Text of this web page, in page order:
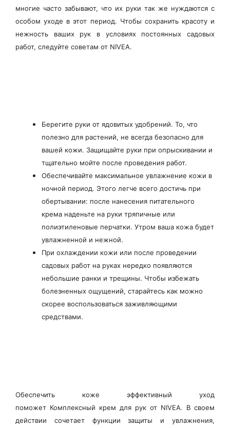
многие часто забывают, что их руки так же нуждаются с
особом уходе в этот период. Чтобы сохранить красоту и
нежность ваших рук в условиях постоянных садовых
работ, следуйте советам от NIVEA.
Берегите руки от ядовитых удобрений. То, что
полезно для растений, не всегда безопасно для
вашей кожи. Защищайте руки при опрыскивании и
тщательно мойте после проведения работ.
Обеспечивайте максимальное увлажнение кожи в
ночной период. Этого легче всего достичь при
обертывании: после нанесения питательного
крема наденьте на руки тряпичные или
полиэтиленовые перчатки. Утром ваша кожа будет
увлажненной и нежной.
При охлаждении кожи или после проведении
садовых работ на руках нередко появляются
небольшие ранки и трещины. Чтобы избежать
болезненных ощущений, старайтесь как можно
скорее воспользоваться заживляющими
средствами.
Обеспечить коже эффективный уход
поможет Комплексный крем для рук от NIVEA. В своем
действии сочетает функции защиты и увлажнения,